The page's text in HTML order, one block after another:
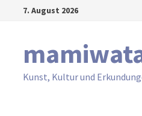
7. August 2026
Kunst, Kultur und